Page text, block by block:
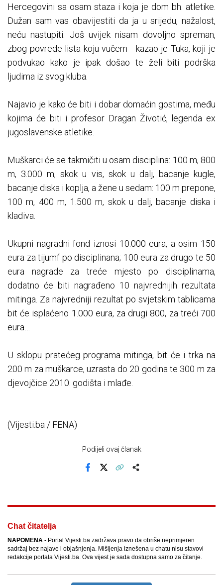
Hercegovini sa osam staza i koja je dom bh. atletike.
Dužan sam vas obavijestiti da ja u srijedu, nažalost,
neću nastupiti. Još uvijek nisam dovoljno spreman,
zbog povrede lista koju vučem - kazao je Tuka, koji je
podvukao kako je ipak došao te želi biti podrška
ljudima iz svog kluba.
Najavio je kako će biti i dobar domaćin gostima, među
kojima će biti i profesor Dragan Životić, legenda ex
jugoslavenske atletike.
Muškarci će se takmičiti u osam disciplina: 100 m, 800
m, 3.000 m, skok u vis, skok u dalj, bacanje kugle,
bacanje diska i koplja, a žene u sedam: 100 m prepone,
100 m, 400 m, 1.500 m, skok u dalj, bacanje diska i
kladiva.
Ukupni nagradni fond iznosi 10.000 eura, a osim 150
eura za tijumf po disciplinana; 100 eura za drugo te 50
eura nagrade za treće mjesto po disciplinama,
dodatno će biti nagrađeno 10 najvrednijih rezultata
mitinga. Za najvredniji rezultat po svjetskim tablicama
bit će isplaćeno 1.000 eura, za drugi 800, za treći 700
eura…
U sklopu pratećeg programa mitinga, bit će i trka na
200 m za muškarce, uzrasta do 20 godina te 300 m za
djevojčice 2010. godišta i mlađe.
(Vijesti.ba / FENA)
Podijeli ovaj članak
Chat čitatelja
NAPOMENA - Portal Vijesti.ba zadržava pravo da obriše neprimjeren
sadržaj bez najave i objašnjenja. Mišljenja iznešena u chatu nisu stavovi
redakcije portala Vijesti.ba. Ova vijest je sada dostupna samo za čitanje.